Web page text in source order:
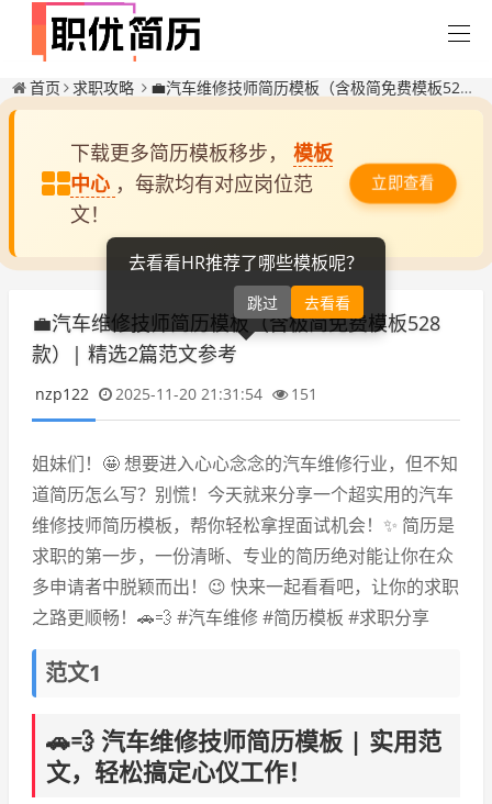
首页 求职攻略 💼汽车维修技师简历模板（含极简免费模板528款）| 精选2篇范文参考
下载更多简历模板移步， 模板
中心 ，每款均有对应岗位范
文！
立即查看
💼汽车维修技师简历模板（含极简免费模板528
款）| 精选2篇范文参考
nzp122 2025-11-20 21:31:54 151
姐妹们！🤩 想要进入心心念念的汽车维修行业，但不知
道简历怎么写？别慌！今天就来分享一个超实用的汽车
维修技师简历模板，帮你轻松拿捏面试机会！✨ 简历是
求职的第一步，一份清晰、专业的简历绝对能让你在众
多申请者中脱颖而出！😉 快来一起看看吧，让你的求职
之路更顺畅！🚗💨 #汽车维修 #简历模板 #求职分享
范文1
🚗💨 汽车维修技师简历模板 | 实用范
文，轻松搞定心仪工作！
去看看HR推荐了哪些模板呢？
跳过 去看看